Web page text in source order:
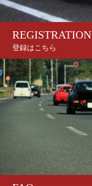
REGISTRATION
登録はこちら